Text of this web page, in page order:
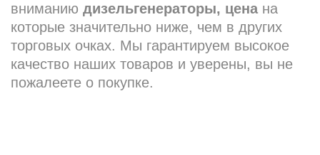
вниманию дизельгенераторы, ценана
которые значительно ниже, чем в других
торговых очках. Мы гарантируем высокое
качество наших товаров и уверены, вы не
пожалеете о покупке.